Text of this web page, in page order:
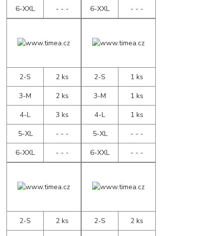
6-XXL
- - -
6-XXL
- - -
2-S
2 ks
3-M
2 ks
4-L
3 ks
5-XL
- - -
6-XXL
- - -
2-S
1 ks
3-M
1 ks
4-L
1 ks
5-XL
- - -
6-XXL
- - -
2-S
2 ks
2-S
2 ks